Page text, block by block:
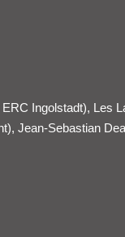
Ingolstadt), Les
Jean-Sebastian